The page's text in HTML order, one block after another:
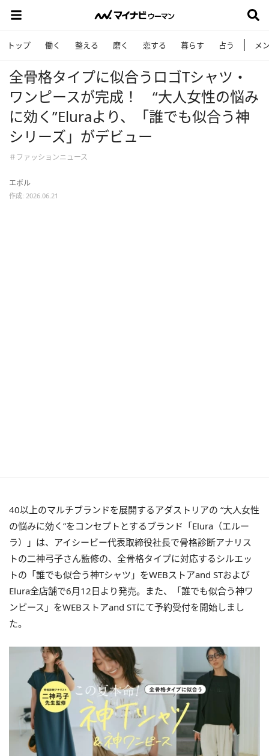
トップ 働く 整える 磨く 恋する 暮らす 占う メ
全骨格タイプに似合うロゴTシャツ・
ワンピースが完成！ “大人女性の悩み
に効く”Eluraより、「誰でも似合う神
シリーズ」がデビュー
＃ファッションニュース
エボル
作成: 2026.06.21
40以上のマルチブランドを展開するアダストリアの “大人女性
の悩みに効く”をコンセプトとするブランド「Elura（エルー
ラ）」は、アイシービー代表取締役社長で骨格診断アナリス
トの二神弓子さん監修の、全骨格タイプに対応するシルエッ
トの「誰でも似合う神Tシャツ」をWEBストアand STおよび
Elura全店舗で6月12日より発売。また、「誰でも似合う神ワ
ンピース」をWEBストアand STにて予約受付を開始しまし
た。